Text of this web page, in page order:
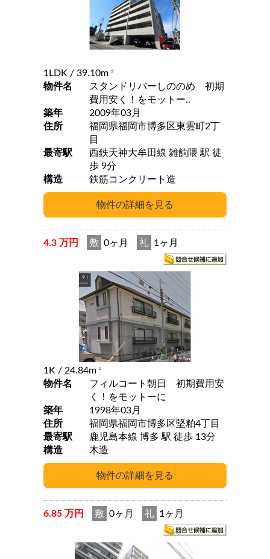
1LDK / 39.10m 2
物件名
スタンドリバーしののめ 初期
費用安く！をモットー..
築年
2009年03月
住所
福岡県福岡市博多区東雲町2丁
目
最寄駅
西鉄天神大牟田線 雑餉隈 駅 徒
歩 9分
構造
鉄筋コンクリート造
4.3 万円 敷 0ヶ月 礼 1ヶ月
1K / 24.84m 2
物件名
フィルコート朝日 初期費用安
く！をモットーに
築年
1998年03月
住所
福岡県福岡市博多区堅粕4丁目
最寄駅
鹿児島本線 博多 駅 徒歩 13分
構造
木造
6.85 万円 敷 0ヶ月 礼 1ヶ月